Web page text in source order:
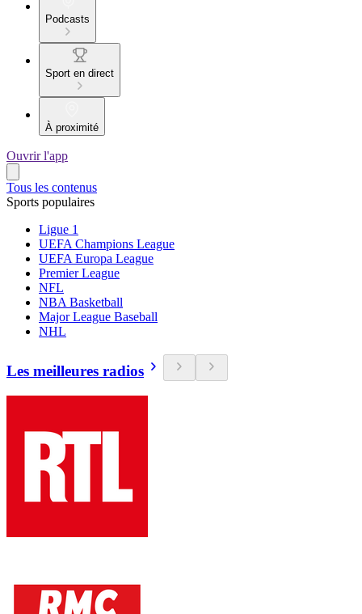
Podcasts
Sport en direct
À proximité
Ouvrir l'app
Tous les contenus
Sports populaires
Ligue 1
UEFA Champions League
UEFA Europa League
Premier League
NFL
NBA Basketball
Major League Baseball
NHL
Les meilleures radios